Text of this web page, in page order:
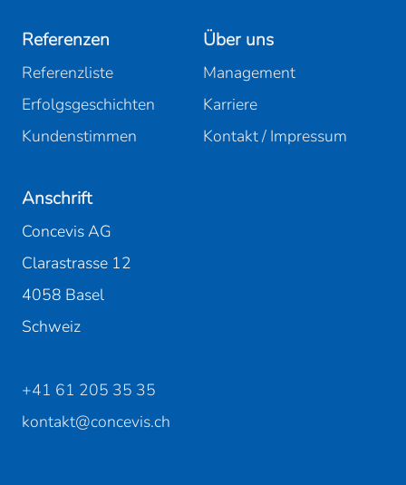
Referenzen
Referenzliste
Erfolgsgeschichten
Kundenstimmen
Über uns
Management
Karriere
Kontakt / Impressum
Anschrift
Concevis AG
Clarastrasse 12
4058 Basel
Schweiz
+41 61 205 35 35
kontakt@concevis.ch